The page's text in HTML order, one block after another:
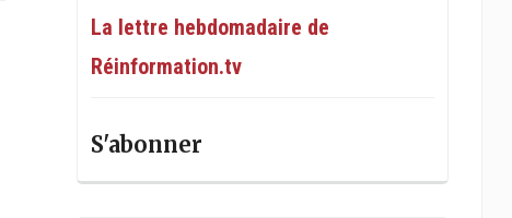
La lettre hebdomadaire de
Réinformation.tv
S'abonner